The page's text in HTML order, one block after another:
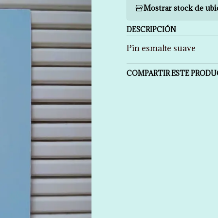
Mostrar stock de
DESCRIPCIÓN
Pin esmalte suave
COMPARTIR ESTE